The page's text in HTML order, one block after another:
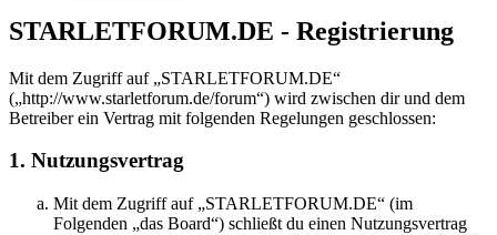
STARLETFORUM.DE - Registrierung
Mit dem Zugriff auf „STARLETFORUM.DE“
(„http://www.starletforum.de/forum“) wird zwischen dir und dem
Betreiber ein Vertrag mit folgenden Regelungen geschlossen:
1. Nutzungsvertrag
Mit dem Zugriff auf „STARLETFORUM.DE“ (im
Folgenden „das Board“) schließt du einen Nutzungsvertrag